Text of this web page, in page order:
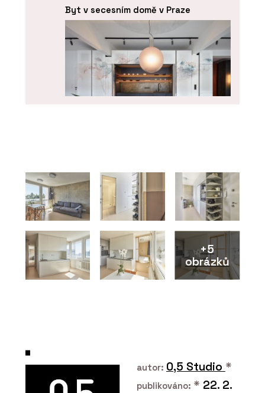
Byt v secesním domě v Praze
+5
obrázků
autor: 0,5 Studio *
publikováno: * 22. 2.